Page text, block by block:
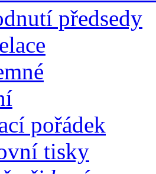
předsedy
pořádek
tisky